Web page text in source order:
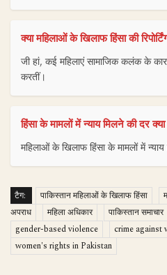
क्या महिलाओं के खिलाफ हिंसा की
जी हां, कई महिलाएं सामाजिक कलंक के
करतीं।
हिंसा के मामलों में न्याय मिलने की दर
महिलाओं के खिलाफ हिंसा के मामलों में
टैग: पाकिस्तान महिलाओं के खिलाफ हिंसा
अपराध
महिला अधिकार पाकिस्तान समाचार
gender-based violence
crime against
women's rights in Pakistan